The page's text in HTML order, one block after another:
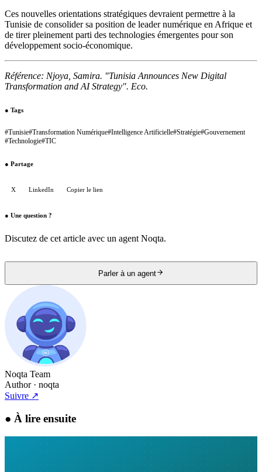
Ces nouvelles orientations stratégiques devraient permettre à la
Tunisie de consolider sa position de leader numérique en Afrique et
de tirer pleinement parti des technologies émergentes pour son
développement socio-économique.
Référence: Njoya, Samira. "Tunisia Announces New Digital
Transformation and AI Strategy". Eco.
● Tags
#Tunisie#Transformation Numérique#Intelligence Artificielle#Stratégie#Gouvernement
#Technologie#TIC
● Partage
X LinkedIn Copier le lien
● Une question ?
Discutez de cet article avec un agent Noqta.
Parler à un agent
Noqta Team
Author· noqta
Suivre ↗
● À lire ensuite